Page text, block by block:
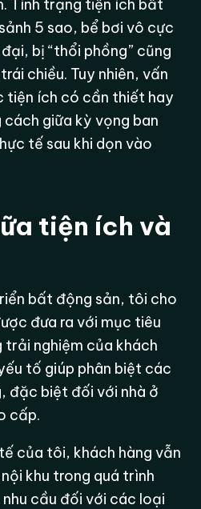
Tình trạng tiện ích bất
5 sao, bể bơi vô cực
bị “thổi phồng” cũng
chiều. Tuy nhiên, vấn
tiện ích có cần thiết hay
giữa kỳ vọng ban
tế sau khi dọn vào
tiện ích và
bất động sản, tôi cho
đưa ra với mục tiêu
nghiệm của khách
tố giúp phân biệt các
đặc biệt đối với nhà ở
cấp.
của tôi, khách hàng vẫn
khu trong quá trình
nhu cầu đối với các loại